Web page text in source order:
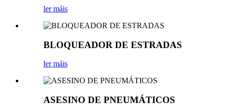
ler máis
BLOQUEADOR DE ESTRADAS
ler máis
ASESINO DE PNEUMÁTICOS